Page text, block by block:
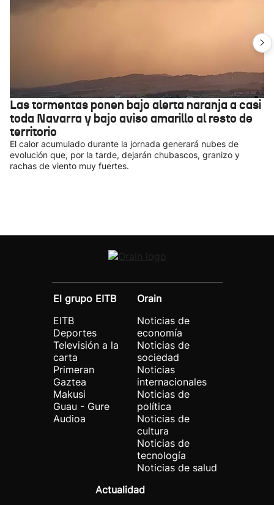
Las tormentas ponen bajo alerta naranja a casi
toda Navarra y bajo aviso amarillo al resto de
territorio
El calor acumulado durante la jornada generará nubes de
evolución que, por la tarde, dejarán chubascos, granizo y
rachas de viento muy fuertes.
El grupo EITB
EITB
Deportes
Televisión a la
carta
Primeran
Gaztea
Makusi
Guau - Gure
Audioa
Orain
Noticias de
economía
Noticias de
sociedad
Noticias
internacionales
Noticias de
política
Noticias de
cultura
Noticias de
tecnología
Noticias de salud
Actualidad